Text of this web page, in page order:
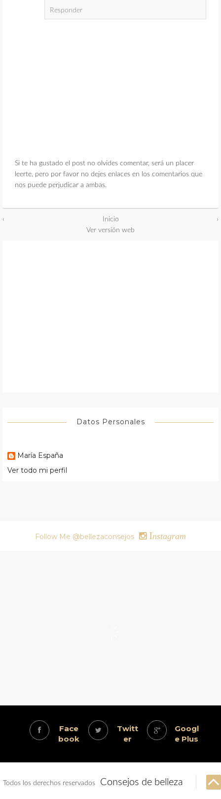
Responder
Si te ha gustado el post no olvides comentar, será un placer
leerte, pero por favor no dejes enlaces en los comentarios que
nos puede perjudicar a ambas.
‹ ›
Inicio
Ver versión web
Datos Personales
María España
Ver todo mi perfil
Follow Me @bellezaconsejos Instagram
Face
book
Twitt
er
Googl
e Plus
Todos los derechos reservados Consejos de belleza